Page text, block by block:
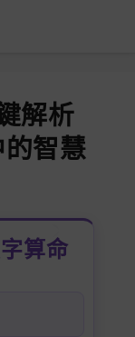
解析
智慧
算命